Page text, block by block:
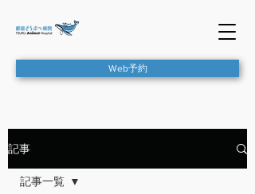
Web予約
記事
記事一覧